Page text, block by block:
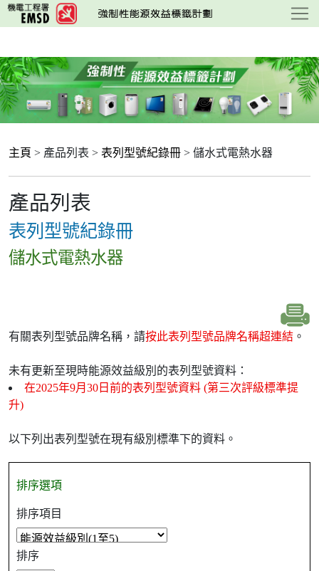
跳
至
要
內
容
主頁 > 產品列表 > 表列型號紀錄冊 > 儲水式電熱水器
產品列表
表列型號紀錄冊
儲水式電熱水器
有關表列型號品牌名稱，請按此表列型號品牌名稱超連結 。
未有更新至現時能源效益級別的表列型號資料：
在2025年9月30日前的表列型號資料 (第三次評級標準提
升)
以下列出表列型號在現有級別標準下的資料。
排序選項
排序項目
排序